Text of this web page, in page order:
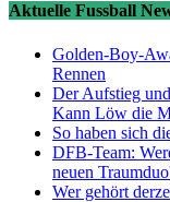
Aktuelle Fussball
Golden-Boy-
Rennen
Der Aufstieg
Kann Löw die
So haben sich
DFB-Team:
neuen
Wer gehört